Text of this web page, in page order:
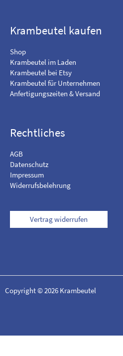
o
o
k
I
r
Krambeutel kaufen
Shop
Krambeutel im Laden
Krambeutel bei Etsy
Krambeutel für Unternehmen
Anfertigungszeiten & Versand
Rechtliches
AGB
Datenschutz
Impressum
Widerrufsbelehrung
Vertrag widerrufen
Copyright © 2026 Krambeutel